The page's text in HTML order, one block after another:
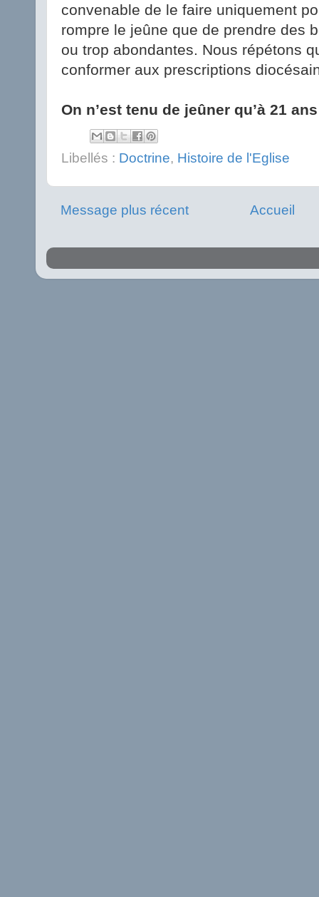
convenable de le faire uniquement
rompre le jeûne que de prendre des
ou trop abondantes. Nous répétons
conformer aux prescriptions
On n’est tenu de jeûner qu’à 21
Libellés : Doctrine, Histoire de l'Eglise
Message plus récent Accueil